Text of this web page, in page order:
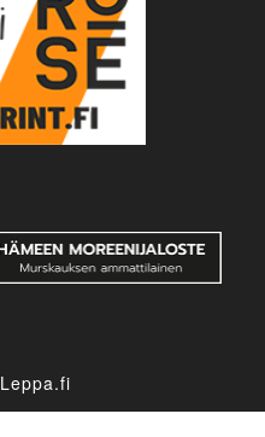
Leppa.fi